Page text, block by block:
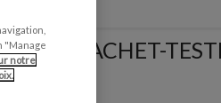
SACHET-
"Manage
notre